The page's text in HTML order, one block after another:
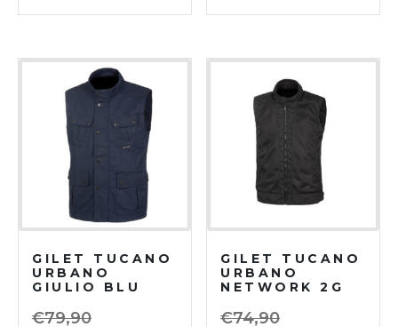
GILET TUCANO
URBANO
GIULIO BLU
€79,90
GILET TUCANO
URBANO
NETWORK 2G
€74,90